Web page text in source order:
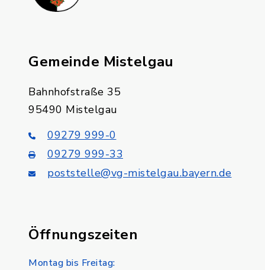
Gemeinde Mistelgau
Bahnhofstraße 35
95490 Mistelgau
09279 999-0
09279 999-33
poststelle@vg-mistelgau.bayern.de
Öffnungszeiten
Montag bis Freitag: